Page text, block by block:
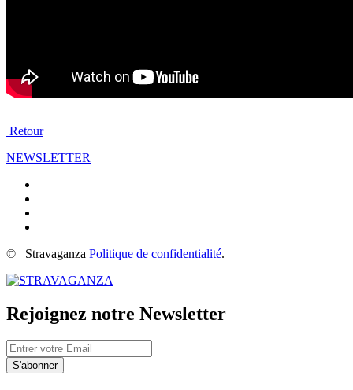
Retour
NEWSLETTER
© Stravaganza Politique de confidentialité.
Rejoignez notre Newsletter
S'abonner